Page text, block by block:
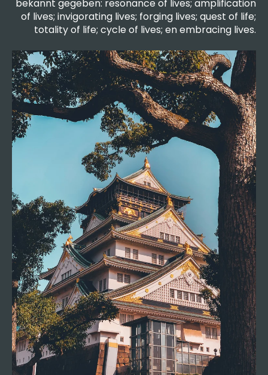
bekannt gegeben: resonance of lives; amplification
of lives; invigorating lives; forging lives; quest of life;
totality of life; cycle of lives; en embracing lives.